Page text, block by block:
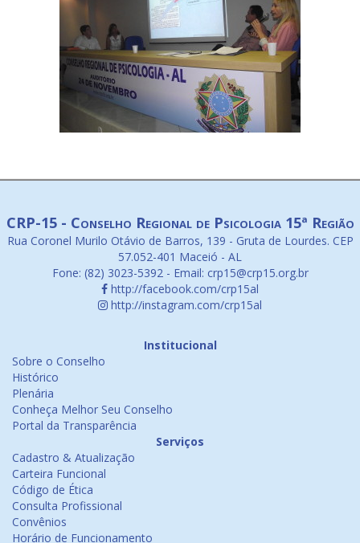
CRP-15 - Conselho Regional de Psicologia 15ª Região
Rua Coronel Murilo Otávio de Barros, 139 - Gruta de Lourdes. CEP
57.052-401 Maceió - AL
Fone: (82) 3023-5392 - Email: crp15@crp15.org.br
http://facebook.com/crp15al
http://instagram.com/crp15al
Institucional
Sobre o Conselho
Histórico
Plenária
Conheça Melhor Seu Conselho
Portal da Transparência
Serviços
Cadastro & Atualização
Carteira Funcional
Código de Ética
Consulta Profissional
Convênios
Horário de Funcionamento